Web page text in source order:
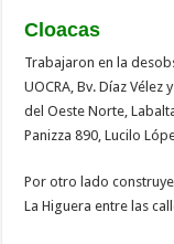
Cloacas
Trabajaron en la
UOCRA, Bv. Díaz Vélez
del Oeste Norte,
Panizza 890, Lucilo
Por otro lado
La Higuera entre las